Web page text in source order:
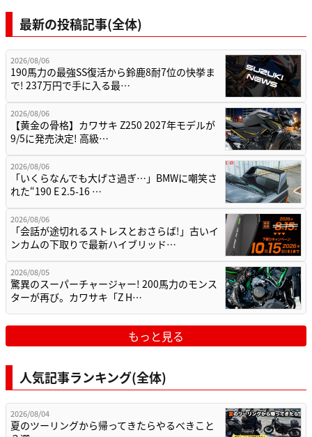
最新の投稿記事(全体)
2026/08/06
190馬力の最強SS復活から鈴鹿8耐7位の快挙ま
で! 237万円で手に入る最…
2026/08/06
【黄金の骨格】カワサキ Z250 2027年モデルが
9/5に発売決定! 高級…
2026/08/06
「いくらなんでも大げさ過ぎ…」BMWに嘲笑さ
れた“190 E 2.5-16 …
2026/08/06
「会話が途切れるストレスとおさらば!」古いイ
ンカムの下取りで最新ハイブリッド…
2026/08/05
驚異のスーパーチャージャー! 200馬力のモンス
ターが再び。カワサキ「Z H…
もっと見る
人気記事ランキング(全体)
2026/08/04
夏のツーリングから帰ってきたらやるべきこと